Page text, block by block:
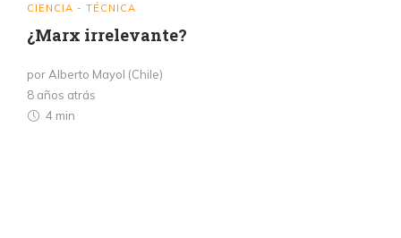
CIENCIA - TÉCNICA
¿Marx irrelevante?
por Alberto Mayol (Chile)
8 años atrás
4 min